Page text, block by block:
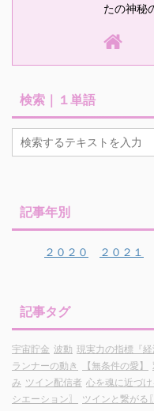
たの神秘
検索｜１単語
記事年別
２０２０ ２０２１
記事タグ
宇宙貯金 波動 現実力の指標『経
ランナーの動き
【無条件の愛】
み ツイン配信者 心を魂に近づけ
シエーション〗
ツインと繋がる